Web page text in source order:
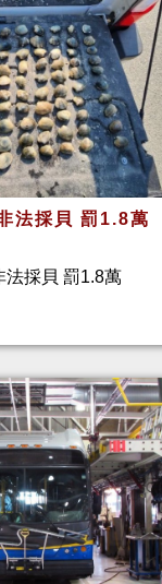
法採貝 罰1.8萬
法採貝 罰1.8萬